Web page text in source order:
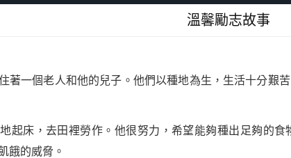
溫馨勵志故事
著一個老人和他的兒子。他們以種地為生，生活十分艱
起床，去田裡勞作。他很努力，希望能夠種出足夠的
餓的威脅。